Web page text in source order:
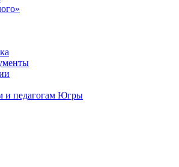
и педагогам Югры